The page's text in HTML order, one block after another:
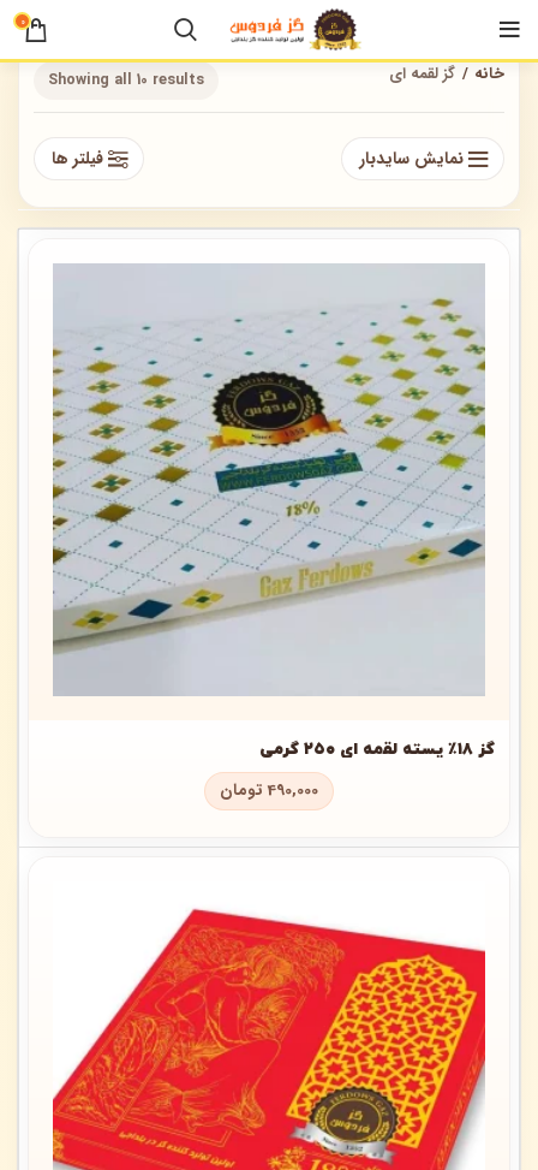
0
خانه گز لقمه ای Showing all 10 results
نمایش سایدبار فیلتر ها
گز ۱۸٪ پسته لقمه ای ۲۵۰ گرمی
490,000 تومان